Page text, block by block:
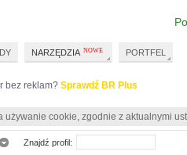
bez reklam? Sprawdź BR Plus
używanie cookie, zgodnie z aktualnymi
Znajdź profil:
NARZĘDZIA PORTFEL